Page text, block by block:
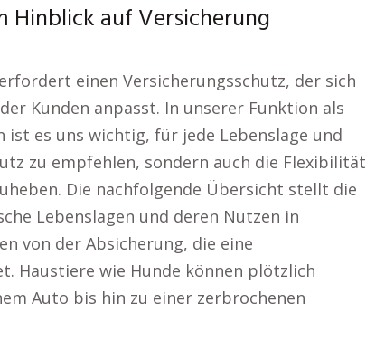
Hinblick auf Versicherung
einen Versicherungsschutz, der sich
Kunden anpasst. In unserer Funktion als
es uns wichtig, für jede Lebenslage und
zu empfehlen, sondern auch die Flexibilität
Die nachfolgende Übersicht stellt die
Lebenslagen und deren Nutzen in
von der Absicherung, die eine
Haustiere wie Hunde können plötzlich
Auto bis hin zu einer zerbrochenen